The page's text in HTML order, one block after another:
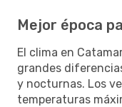
Mejor época
El clima en
grandes
y nocturnas. Los
temperaturas